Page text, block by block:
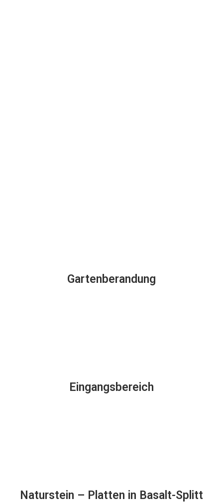
Gartenberandung
Eingangsbereich
Naturstein – Platten in Basalt-Splitt